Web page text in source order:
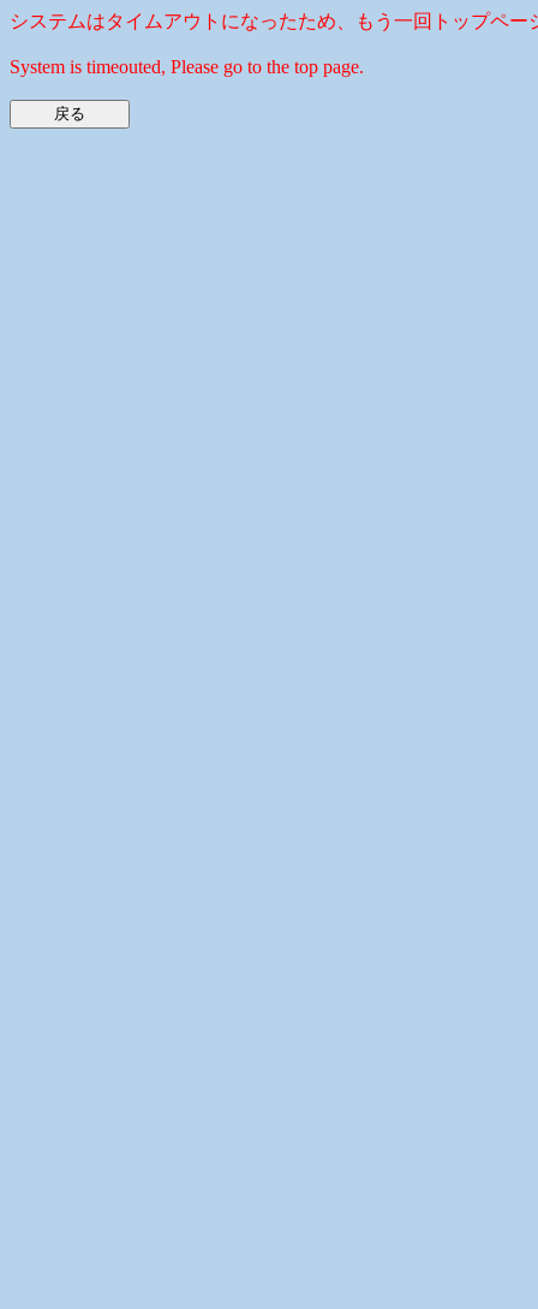
システムはタイムアウトになったため、もう一回トップペー
System is timeouted, Please go to the top page.